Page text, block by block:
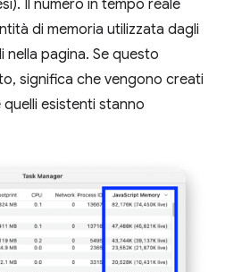
Il numero in tempo reale
di memoria utilizzata dagli
pagina. Se questo
significa che vengono creati
esistenti stanno